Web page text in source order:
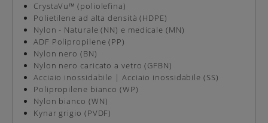
CrystaVu™ (poliolefina)
Polietilene ad alta densità (HDPE)
Nylon - Naturale (NN) e medicale (MN)
ADF Polipropilene (PP)
Nylon nero (BN)
Nylon nero caricato a vetro (GFBN)
Acciaio inossidabile | Acciaio inossidabile (SS)
Polipropilene bianco (WP)
Nylon bianco (WN)
Kynar grigio (PVDF)